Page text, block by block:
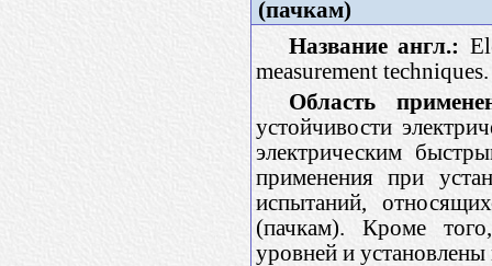
(пачкам)
Название англ.:
measurement
Область
устойчивости
электрическим
применения при
испытаний,
(пачкам). Кроме
уровней и